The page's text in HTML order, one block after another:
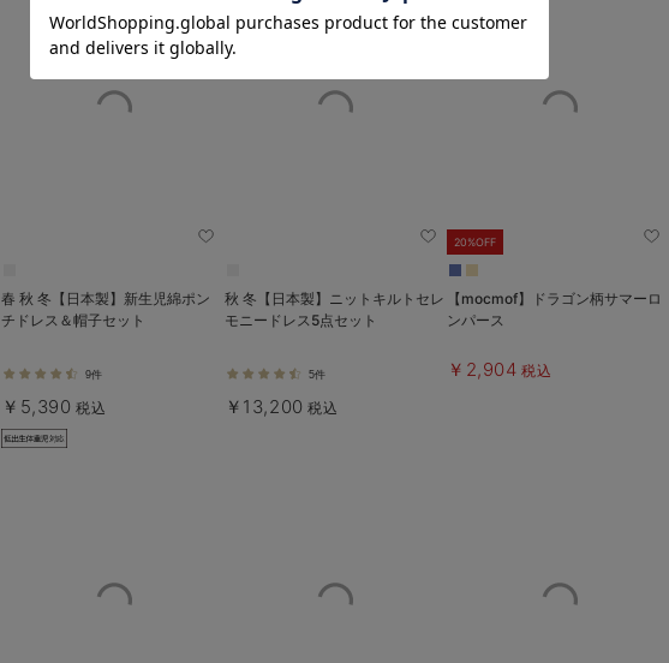
春 秋 冬【日本製】新生児綿ポン
チドレス＆帽子セット
9件
￥5,390 税込
秋 冬【日本製】ニットキルトセレ
モニードレス5点セット
5件
￥13,200 税込
20%OFF
【mocmof】ドラゴン柄サマーロ
ンパース
￥2,904 税込